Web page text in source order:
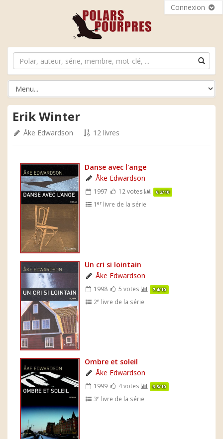
Connexion
Erik Winter
Åke Edwardson 12 livres
Danse avec l'ange
Åke Edwardson
1997 12 votes 6.2/10
1er livre de la série
Un cri si lointain
Åke Edwardson
1998 5 votes 7.4/10
2e livre de la série
Ombre et soleil
Åke Edwardson
1999 4 votes 6.3/10
3e livre de la série